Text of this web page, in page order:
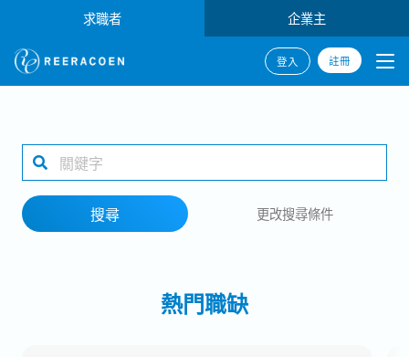
求職者 企業主
登入 註冊
1 selected
搜尋
搜尋 更改搜尋條件
熱門職缺